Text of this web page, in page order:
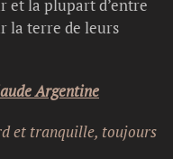
et la plupart d’entre
la terre de leurs
Argentine
et tranquille, toujours